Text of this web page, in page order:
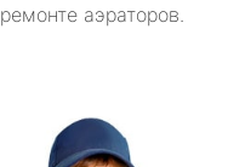
ремонте аэраторов.